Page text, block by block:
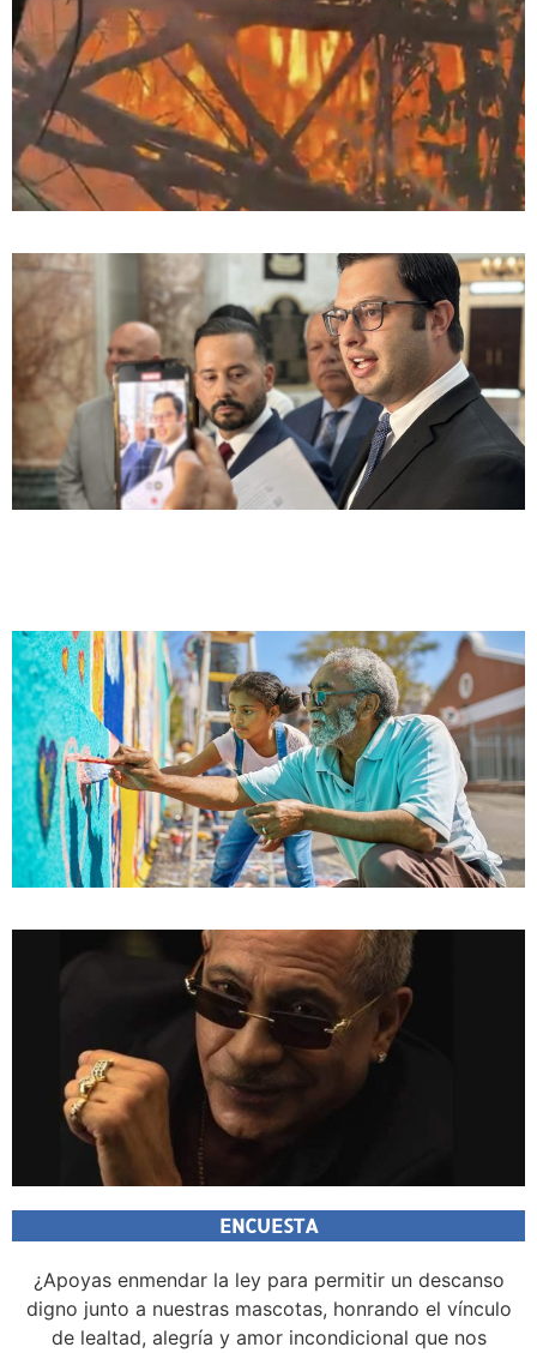
ENCUESTA
¿Apoyas enmendar la ley para permitir un descanso
digno junto a nuestras mascotas, honrando el vínculo
de lealtad, alegría y amor incondicional que nos